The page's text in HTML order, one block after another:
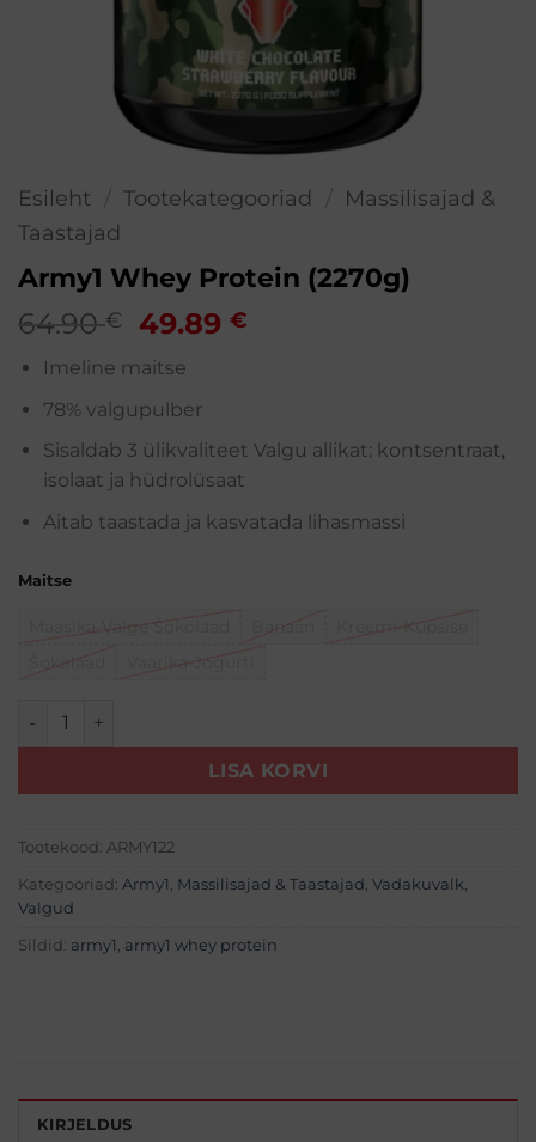
Esileht Tootekategooriad
Massilisajad &
Taastajad
Army1 Whey Protein (2270g)
64.90€
Algne
hind
oli:
64.90 €.
49.89€
Imeline maitse
78% valgupulber
Sisaldab 3 ülikvaliteet Valgu allikat: kontsentraat,
isolaat ja hüdrolüsaat
Aitab taastada ja kasvatada lihasmassi
Maitse
Army1 Whey Protein (2270g) kogus
LISA KORVI
Tootekood: ARMY122
Kategooriad: Army1 Massilisajad & Taastajad Vadakuvalk
Valgud
Sildid: army1 army1 whey protein
KIRJELDUS